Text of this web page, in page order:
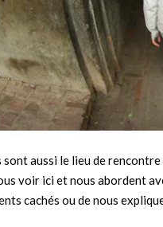
aussi le lieu de
voir ici et nous abordent
cachés ou de nous